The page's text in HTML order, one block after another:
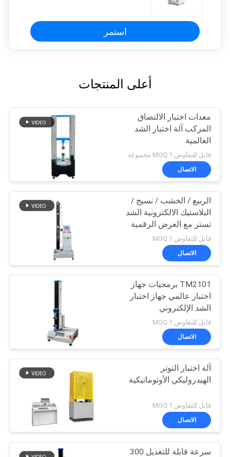
استمر
أعلى المنتجات
معدات اختبار الالتصاق
المركب آلة اختبار الشد
العالمية
قابل للتفاوض MOQ:1 مجموعة
الاتصال
الربيع / الخشب / نسيج /
البلاستيك الالكترونية الشد
تستر مع العرض الرقمية
قابل للتفاوض MOQ:1
الاتصال
TM2101 برمجيات جهاز
اختبار عالمي جهاز اختبار
الشد الإلكتروني
قابل للتفاوض MOQ:1
الاتصال
آلة اختبار التوتر
الهيدروليكي الأوتوماتيكية
قابل للتفاوض MOQ:1
الاتصال
سرعة قابلة للتعديل 300